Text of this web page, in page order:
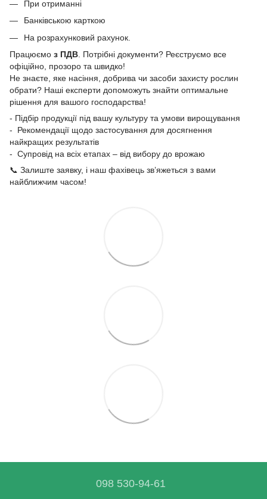
При отриманні
Банківською карткою
На розрахунковий рахунок.
Працюємо з ПДВ . Потрібні документи? Реєструємо все
офіційно, прозоро та швидко!
Не знаєте, яке насіння, добрива чи засоби захисту рослин
обрати? Наші експерти допоможуть знайти оптимальне
рішення для вашого господарства!
- Підбір продукції під вашу культуру та умови вирощування
- Рекомендації щодо застосування для досягнення
найкращих результатів
- Супровід на всіх етапах – від вибору до врожаю
📞 Залиште заявку, і наш фахівець зв’яжеться з вами
найближчим часом!
098 530-94-61